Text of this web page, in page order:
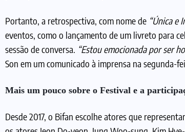
Portanto, a retrospectiva, com nome de “Única e
eventos, como o lançamento de um livreto para
sessão de conversa. “Estou emocionada por ser
Son em um comunicado à imprensa na segunda-
Mais um pouco sobre o Festival e a
Desde 2017, o Bifan escolhe atores que